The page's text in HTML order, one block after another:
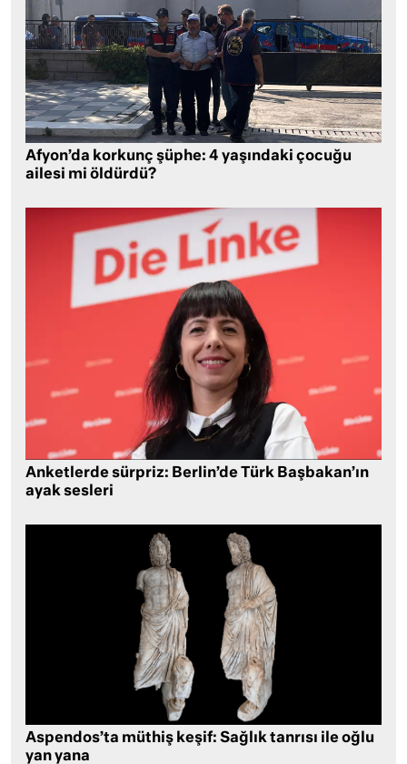
Afyon’da korkunç şüphe: 4 yaşındaki çocuğu
ailesi mi öldürdü?
Anketlerde sürpriz: Berlin’de Türk Başbakan’ın
ayak sesleri
Aspendos’ta müthiş keşif: Sağlık tanrısı ile oğlu
yan yana